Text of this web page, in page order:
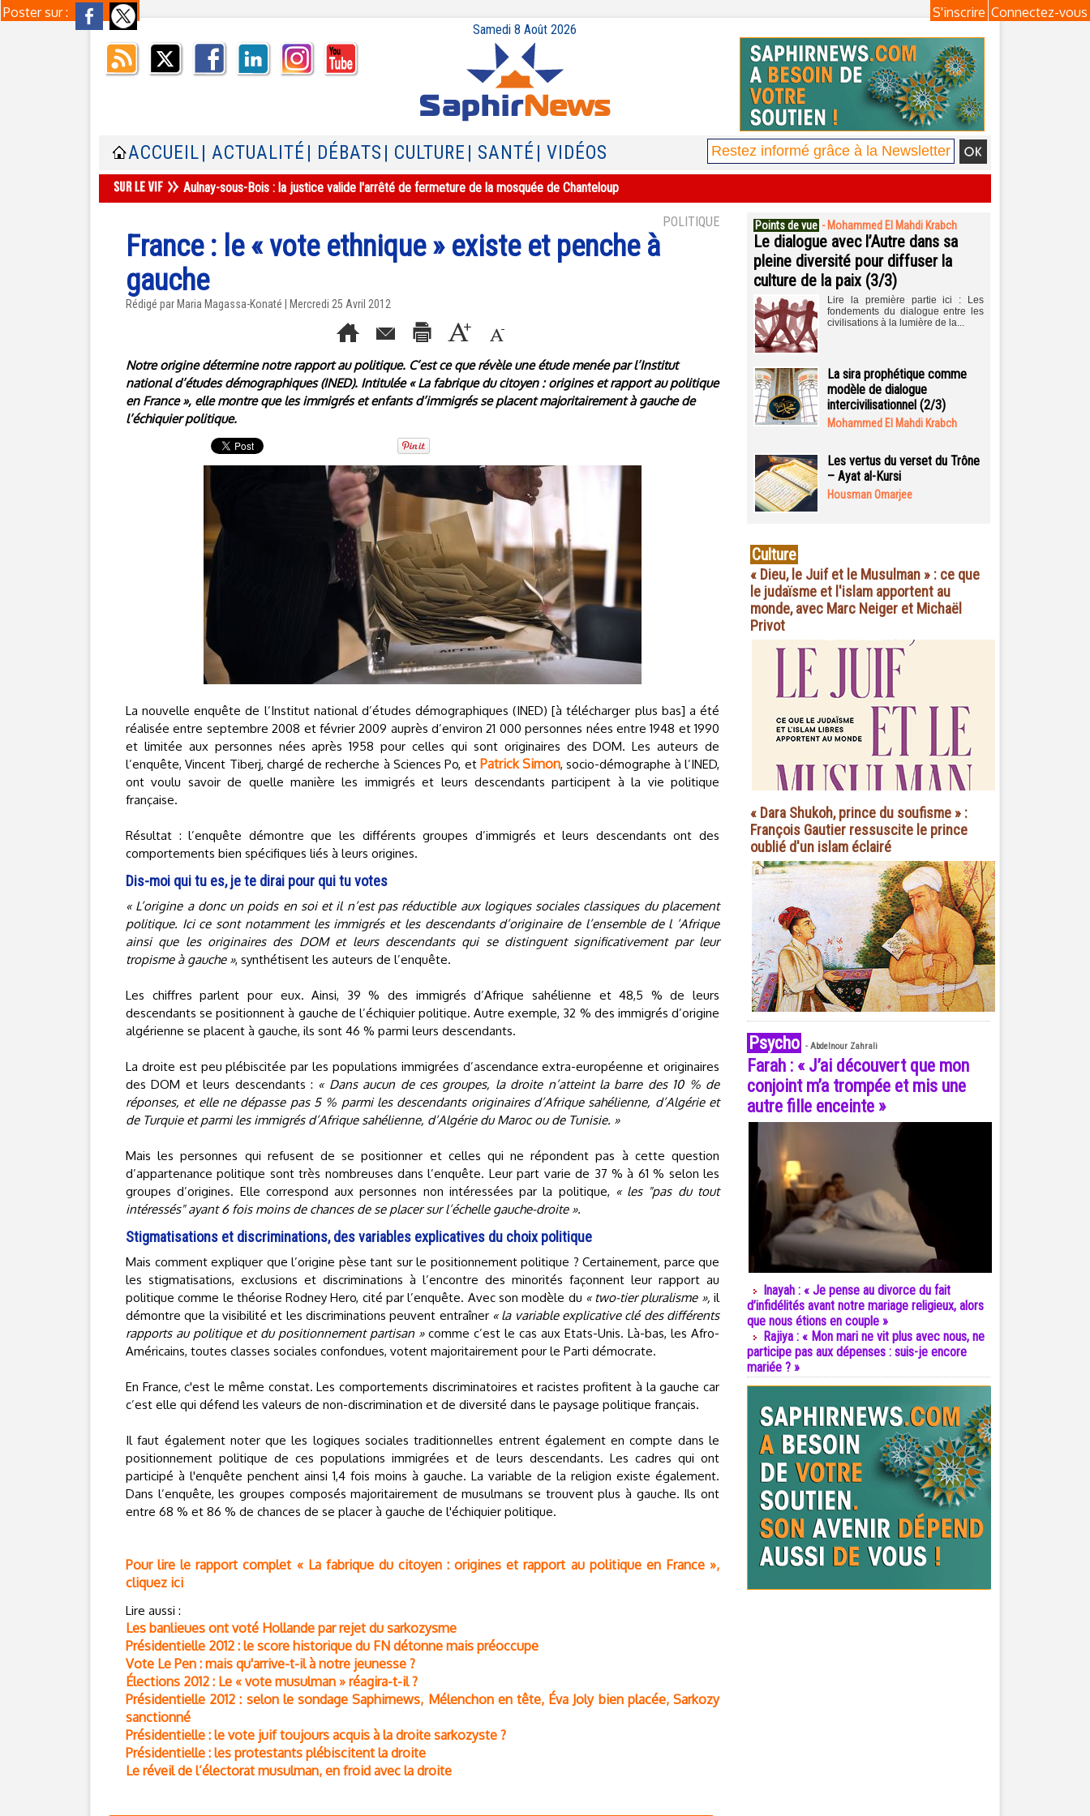
Poster sur : Connectez-vous
S'inscrire
Samedi 8 Août 2026
ACCUEIL | ACTUALITÉ | DÉBATS | CULTURE | SANTÉ | VIDÉOS
Aulnay-sous-Bois : la justice valide l'arrêté de fermeture de la mosquée de Chanteloup
POLITIQUE
France : le « vote ethnique » existe et penche à
gauche
Rédigé par Maria Magassa-Konaté | Mercredi 25 Avril 2012
Notre origine détermine notre rapport au politique. C’est ce que révèle une étude menée par l’Institut
national d’études démographiques (INED). Intitulée « La fabrique du citoyen : origines et rapport au politique
en France », elle montre que les immigrés et enfants d’immigrés se placent majoritairement à gauche de
l’échiquier politique.
La nouvelle enquête de l’Institut national d’études démographiques (INED) [à télécharger plus bas] a été
réalisée entre septembre 2008 et février 2009 auprès d’environ 21 000 personnes nées entre 1948 et 1990
et limitée aux personnes nées après 1958 pour celles qui sont originaires des DOM. Les auteurs de
l’enquête, Vincent Tiberj, chargé de recherche à Sciences Po, et Patrick Simon, socio-démographe à l’INED,
ont voulu savoir de quelle manière les immigrés et leurs descendants participent à la vie politique
française.
Résultat : l’enquête démontre que les différents groupes d’immigrés et leurs descendants ont des
comportements bien spécifiques liés à leurs origines.
Dis-moi qui tu es, je te dirai pour qui tu votes
« L’origine a donc un poids en soi et il n’est pas réductible aux logiques sociales classiques du placement
politique. Ici ce sont notamment les immigrés et les descendants d’originaire de l’ensemble de l ’Afrique
ainsi que les originaires des DOM et leurs descendants qui se distinguent significativement par leur
tropisme à gauche », synthétisent les auteurs de l’enquête.
Les chiffres parlent pour eux. Ainsi, 39 % des immigrés d’Afrique sahélienne et 48,5 % de leurs
descendants se positionnent à gauche de l’échiquier politique. Autre exemple, 32 % des immigrés d’origine
algérienne se placent à gauche, ils sont 46 % parmi leurs descendants.
La droite est peu plébiscitée par les populations immigrées d’ascendance extra-européenne et originaires
des DOM et leurs descendants : « Dans aucun de ces groupes, la droite n’atteint la barre des 10 % de
réponses, et elle ne dépasse pas 5 % parmi les descendants originaires d’Afrique sahélienne, d’Algérie et
de Turquie et parmi les immigrés d’Afrique sahélienne, d’Algérie du Maroc ou de Tunisie. »
Mais les personnes qui refusent de se positionner et celles qui ne répondent pas à cette question
d’appartenance politique sont très nombreuses dans l’enquête. Leur part varie de 37 % à 61 % selon les
groupes d’origines. Elle correspond aux personnes non intéressées par la politique, « les "pas du tout
intéressés" ayant 6 fois moins de chances de se placer sur l’échelle gauche-droite ».
Stigmatisations et discriminations, des variables explicatives du choix politique
Mais comment expliquer que l’origine pèse tant sur le positionnement politique ? Certainement, parce que
les stigmatisations, exclusions et discriminations à l’encontre des minorités façonnent leur rapport au
politique comme le théorise Rodney Hero, cité par l’enquête. Avec son modèle du « two-tier pluralisme », il
démontre que la visibilité et les discriminations peuvent entraîner « la variable explicative clé des différents
rapports au politique et du positionnement partisan » comme c’est le cas aux Etats-Unis. Là-bas, les Afro-
Américains, toutes classes sociales confondues, votent majoritairement pour le Parti démocrate.
En France, c'est le même constat. Les comportements discriminatoires et racistes profitent à la gauche car
c’est elle qui défend les valeurs de non-discrimination et de diversité dans le paysage politique français.
Il faut également noter que les logiques sociales traditionnelles entrent également en compte dans le
positionnement politique de ces populations immigrées et de leurs descendants. Les cadres qui ont
participé à l'enquête penchent ainsi 1,4 fois moins à gauche. La variable de la religion existe également.
Dans l’enquête, les groupes composés majoritairement de musulmans se trouvent plus à gauche. Ils ont
entre 68 % et 86 % de chances de se placer à gauche de l'échiquier politique.
Pour lire le rapport complet « La fabrique du citoyen : origines et rapport au politique en France »,
cliquez ici
Lire aussi :
Les banlieues ont voté Hollande par rejet du sarkozysme
Présidentielle 2012 : le score historique du FN détonne mais préoccupe
Vote Le Pen : mais qu'arrive-t-il à notre jeunesse ?
Élections 2012 : Le « vote musulman » réagira-t-il ?
Présidentielle 2012 : selon le sondage Saphirnews, Mélenchon en tête, Éva Joly bien placée, Sarkozy
sanctionné
Présidentielle : le vote juif toujours acquis à la droite sarkozyste ?
Présidentielle : les protestants plébiscitent la droite
Le réveil de l’électorat musulman, en froid avec la droite
Points de vue - Mohammed El Mahdi Krabch
Le dialogue avec l’Autre dans sa
pleine diversité pour diffuser la
culture de la paix (3/3)
Lire la première partie ici : Les
fondements du dialogue entre les
civilisations à la lumière de la...
La sira prophétique comme
modèle de dialogue
intercivilisationnel (2/3)
Mohammed El Mahdi Krabch
Les vertus du verset du Trône
– Ayat al-Kursi
Housman Omarjee
Culture
« Dieu, le Juif et le Musulman » : ce que
le judaïsme et l'islam apportent au
monde, avec Marc Neiger et Michaël
Privot
« Dara Shukoh, prince du soufisme » :
François Gautier ressuscite le prince
oublié d'un islam éclairé
Psycho - Abdelnour Zahrali
Farah : « J’ai découvert que mon
conjoint m’a trompée et mis une
autre fille enceinte »
Inayah : « Je pense au divorce du fait
d’infidélités avant notre mariage religieux, alors
que nous étions en couple »
Rajiya : « Mon mari ne vit plus avec nous, ne
participe pas aux dépenses : suis-je encore
mariée ? »